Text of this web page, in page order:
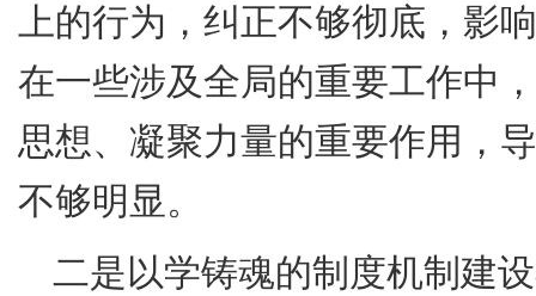
上的行为，纠正不够彻底，影
在一些涉及全局的重要工作中
思想、凝聚力量的重要作用，
不够明显。
二是以学铸魂的制度机制建